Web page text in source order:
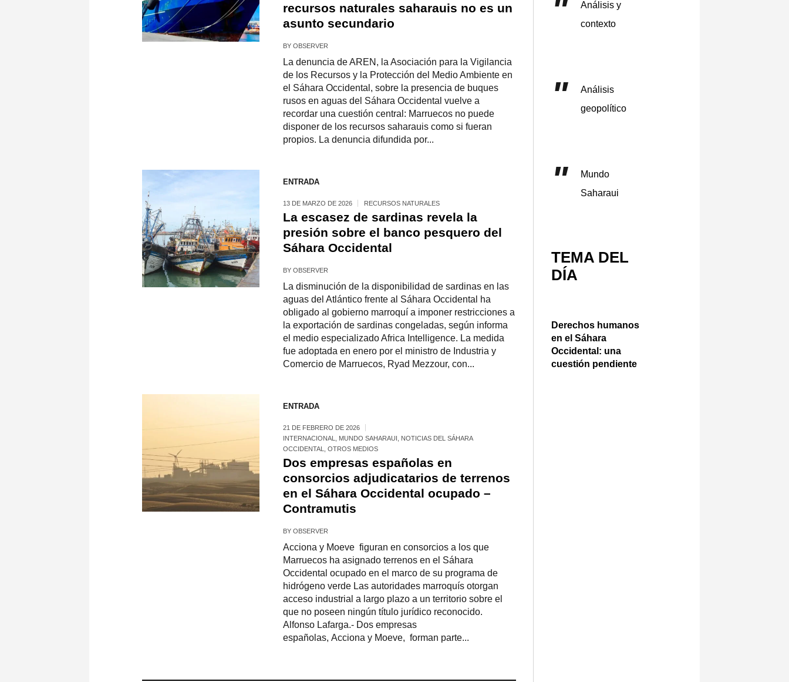
recursos naturales saharauis no es un
asunto secundario
BY OBSERVER
La denuncia de AREN, la Asociación para la Vigilancia
de los Recursos y la Protección del Medio Ambiente en
el Sáhara Occidental, sobre la presencia de buques
rusos en aguas del Sáhara Occidental vuelve a
recordar una cuestión central: Marruecos no puede
disponer de los recursos saharauis como si fueran
propios. La denuncia difundida por...
ENTRADA
13 DE MARZO DE 2026 RECURSOS NATURALES
La escasez de sardinas revela la
presión sobre el banco pesquero del
Sáhara Occidental
BY OBSERVER
La disminución de la disponibilidad de sardinas en las
aguas del Atlántico frente al Sáhara Occidental ha
obligado al gobierno marroquí a imponer restricciones a
la exportación de sardinas congeladas, según informa
el medio especializado Africa Intelligence. La medida
fue adoptada en enero por el ministro de Industria y
Comercio de Marruecos, Ryad Mezzour, con...
ENTRADA
21 DE FEBRERO DE 2026
INTERNACIONAL
MUNDO SAHARAUI
NOTICIAS DEL SÁHARA
OCCIDENTAL
OTROS MEDIOS
Dos empresas españolas en
consorcios adjudicatarios de terrenos
en el Sáhara Occidental ocupado –
Contramutis
BY OBSERVER
Acciona y Moeve figuran en consorcios a los que
Marruecos ha asignado terrenos en el Sáhara
Occidental ocupado en el marco de su programa de
hidrógeno verde Las autoridades marroquís otorgan
acceso industrial a largo plazo a un territorio sobre el
que no poseen ningún título jurídico reconocido.
Alfonso Lafarga.- Dos empresas
españolas, Acciona y Moeve, forman parte...
Análisis y
contexto
Análisis
geopolítico
Mundo
Saharaui
TEMA DEL
DÍA
Derechos humanos
en el Sáhara
Occidental: una
cuestión pendiente